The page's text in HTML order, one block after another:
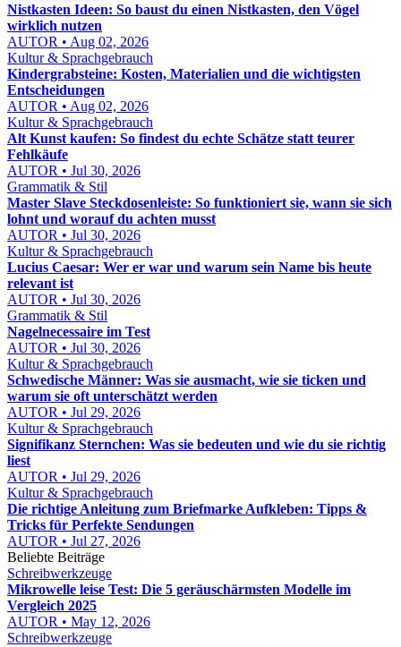
Nistkasten Ideen: So baust du einen Nistkasten, den Vögel
wirklich nutzen
AUTOR • Aug 02, 2026
Kultur & Sprachgebrauch
Kindergrabsteine: Kosten, Materialien und die wichtigsten
Entscheidungen
AUTOR • Aug 02, 2026
Kultur & Sprachgebrauch
Alt Kunst kaufen: So findest du echte Schätze statt teurer
Fehlkäufe
AUTOR • Jul 30, 2026
Grammatik & Stil
Master Slave Steckdosenleiste: So funktioniert sie, wann sie sich
lohnt und worauf du achten musst
AUTOR • Jul 30, 2026
Kultur & Sprachgebrauch
Lucius Caesar: Wer er war und warum sein Name bis heute
relevant ist
AUTOR • Jul 30, 2026
Grammatik & Stil
Nagelnecessaire im Test
AUTOR • Jul 30, 2026
Kultur & Sprachgebrauch
Schwedische Männer: Was sie ausmacht, wie sie ticken und
warum sie oft unterschätzt werden
AUTOR • Jul 29, 2026
Kultur & Sprachgebrauch
Signifikanz Sternchen: Was sie bedeuten und wie du sie richtig
liest
AUTOR • Jul 29, 2026
Kultur & Sprachgebrauch
Die richtige Anleitung zum Briefmarke Aufkleben: Tipps &
Tricks für Perfekte Sendungen
AUTOR • Jul 27, 2026
Beliebte Beiträge
Schreibwerkzeuge
Mikrowelle leise Test: Die 5 geräuschärmsten Modelle im
Vergleich 2025
AUTOR • May 12, 2026
Schreibwerkzeuge